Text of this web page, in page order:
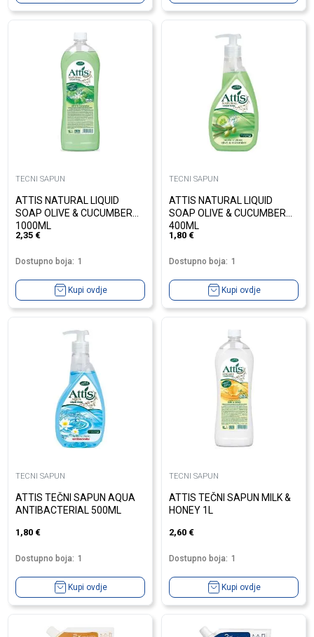
TECNI SAPUN
ATTIS NATURAL LIQUID
SOAP OLIVE & CUCUMBER
1000ML
2,35 €
Dostupno boja: 1
Kupi ovdje
TECNI SAPUN
ATTIS NATURAL LIQUID
SOAP OLIVE & CUCUMBER
400ML
1,80 €
Dostupno boja: 1
Kupi ovdje
TECNI SAPUN
ATTIS TEČNI SAPUN AQUA
ANTIBACTERIAL 500ML
1,80 €
Dostupno boja: 1
Kupi ovdje
TECNI SAPUN
ATTIS TEČNI SAPUN MILK &
HONEY 1L
2,60 €
Dostupno boja: 1
Kupi ovdje